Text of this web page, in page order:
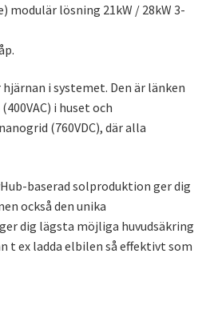
modulär lösning 21kW / 28kW 3-
i systemet. Den är länken
i huset och
(760VDC), där alla
baserad solproduktion ger dig
också den unika
dig lägsta möjliga huvudsäkring
t ex ladda elbilen så effektivt som